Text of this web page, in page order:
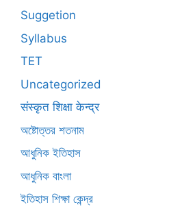
Suggetion
Syllabus
TET
Uncategorized
संस्कृत शिक्षा केन्द्र
অষ্টোত্তর শতনাম
আধুনিক ইতিহাস
আধুনিক বাংলা
ইতিহাস শিক্ষা কেন্দ্র